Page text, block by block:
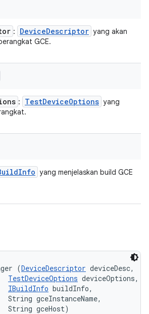
: DeviceDescriptor yang akan
GCE.
: TestDeviceOptions yang
Info yang menjelaskan build GCE
(DeviceDescriptor deviceDesc,
TestDeviceOptions deviceOptions,
IBuildInfo buildInfo,
String gceInstanceName,
String gceHost)